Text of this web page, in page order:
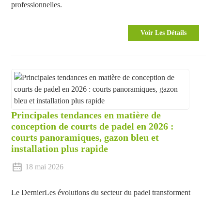
professionnelles.
Voir Les Détails
Principales tendances en matière de
conception de courts de padel en 2026 :
courts panoramiques, gazon bleu et
installation plus rapide
18 mai 2026
Le DernierLes évolutions du secteur du padel transforment